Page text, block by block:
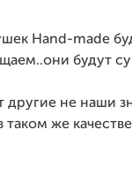
Hand-made
будут
другие не наши
же